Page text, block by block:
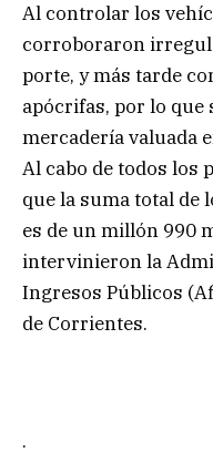
Al controlar los
corroboraron
porte, y más tarde
apócrifas, por lo que
mercadería valuada
Al cabo de todos los
que la suma total de
es de un millón 990
intervinieron la
Ingresos Públicos
de Corrientes.
.